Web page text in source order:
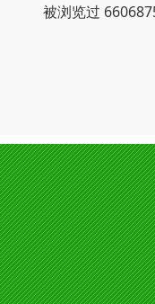
被浏览过